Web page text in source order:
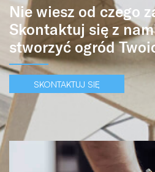
Nie wiesz od czego
Skontaktuj się z
stworzyć ogród
SKONTAKTUJ SIĘ